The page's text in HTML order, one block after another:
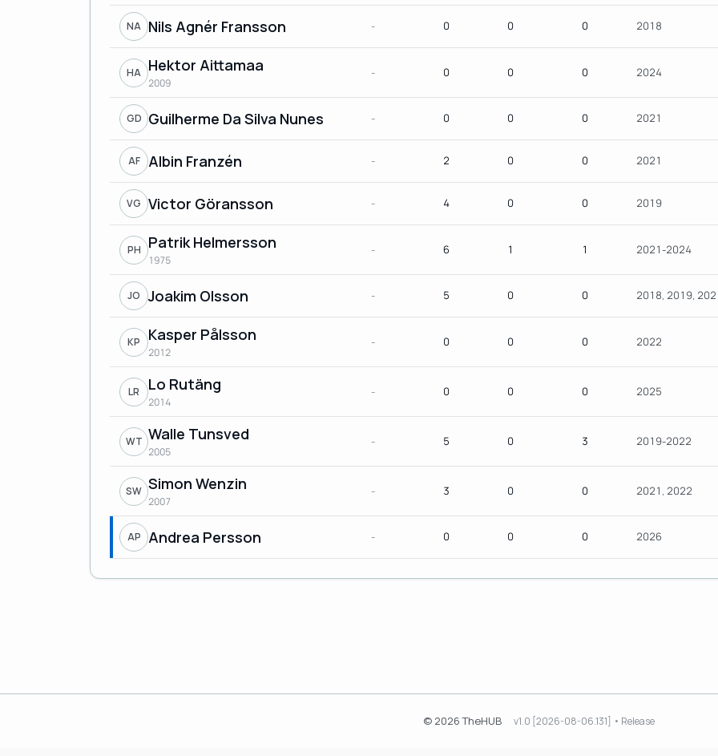
NA Nils Agnér Fransson - 0 0 0 2018
HA Hektor Aittamaa
2009
- 0 0 0 2024
GD Guilherme Da Silva Nunes - 0 0 0 2021
AF Albin Franzén - 2 0 0 2021
VG Victor Göransson - 4 0 0 2019
PH Patrik Helmersson
1975
- 6 1 1 2021-2024
JO Joakim Olsson - 5 0 0 2018, 2019,
KP Kasper Pålsson
2012
- 0 0 0 2022
LR Lo Rutäng
2014
- 0 0 0 2025
WT Walle Tunsved
2005
- 5 0 3 2019-2022
SW Simon Wenzin
2007
- 3 0 0 2021, 2022
AP Andrea Persson - 0 0 0 2026
© 2026 TheHUB v1.0 [2026-08-06.131] • Release